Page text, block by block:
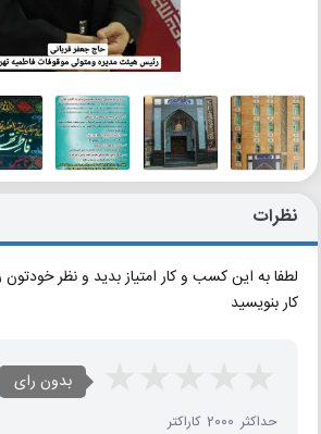
نظرات
لطفا به این کسب و کار امتیاز بدید و نظر
کار بنویسید
بدون رای
حداکثر 2000 کاراکتر